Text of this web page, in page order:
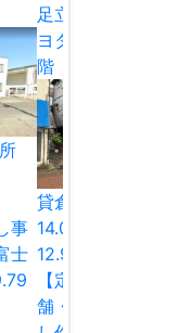
事
士
足立区谷在家2 キ
ヨタマンション1
階 12.97坪
貸倉庫
14.00
12.98
【定借】貸し店
舗・貸し倉庫・貸